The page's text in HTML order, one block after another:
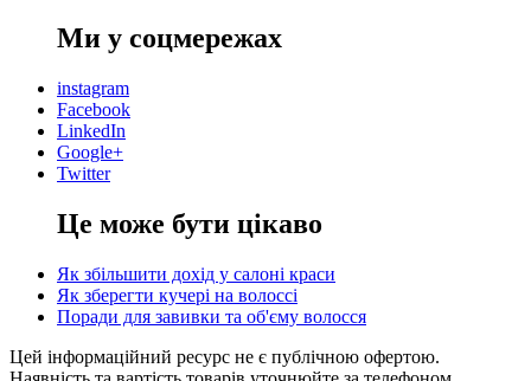
Ми у соцмережах
instagram
Facebook
LinkedIn
Google+
Twitter
Це може бути цікаво
Як збільшити дохід у салоні краси
Як зберегти кучері на волоссі
Поради для завивки та об'єму волосся
Цей інформаційний ресурс не є публічною офертою.